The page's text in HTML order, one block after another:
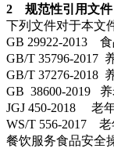
2 规范性引用文件
下列文件对于本文
GB 29922-2013
GB/T 35796-2017
GB/T 37276-2018
GB 38600-2019
JGJ 450-2018 老
WS/T 556-2017
餐饮服务食品安全